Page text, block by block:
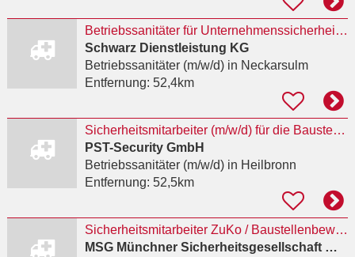
Betriebssanitäter für Unternehmenssicherheit (m/w/d)
Schwarz Dienstleistung KG
Betriebssanitäter (m/w/d)in Neckarsulm
Entfernung: 52,4km
Sicherheitsmitarbeiter (m/w/d) für die Baustellenbewachung mit Qualifikation Betriebssanitäter in
PST-Security GmbH
Betriebssanitäter (m/w/d)in Heilbronn
Entfernung: 52,5km
Sicherheitsmitarbeiter ZuKo / Baustellenbewachung mit Betriebssanitäter (m/w/d) in Memmingen
MSG Münchner Sicherheitsgesellschaft mbH